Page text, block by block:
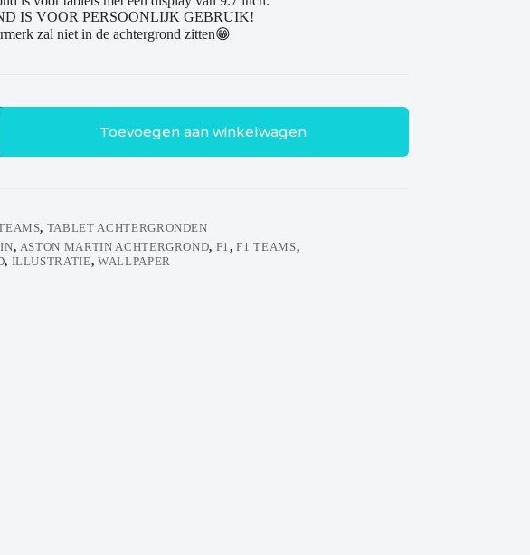
IS VOOR PERSOONLIJK GEBRUIK!
zal niet in de achtergrond zitten😁
Toevoegen aan winkelwagen
, TABLET ACHTERGRONDEN
, ASTON MARTIN ACHTERGROND, F1,F1 TEAMS,
, ILLUSTRATIE, WALLPAPER